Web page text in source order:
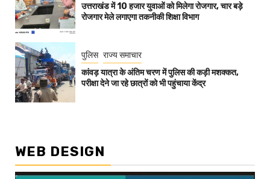
उत्तराखंड में 10 हजार युवाओं को मिलेगा रोजगार, चार बड़े
रोजगार मेले लगाएगा तकनीकी शिक्षा विभाग
पुलिस राज्य समाचार
कांवड़ यात्रा के अंतिम चरण में पुलिस की कड़ी मशक्कत,
परीक्षा देने जा रहे छात्रों को भी पहुंचाया केंद्र
WEB DESIGN